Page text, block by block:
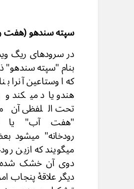
سپته سندهو (هفت
در سرودهای ریگ
بنام "سپته سندهو"
که اوستاعین آنرا
هندو یاد میکند
تحت اللفظی آن
"هفت آب" یا
رودخانه" میشود
میگویند که ازین
دوی آن خشک
دیگر علاقۀ پنجاب